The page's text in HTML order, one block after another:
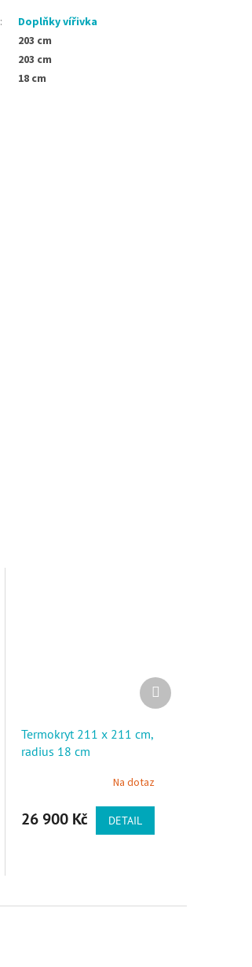
:
Doplňky vířivka
203 cm
203 cm
18 cm
Termokryt 211 x 211 cm,
radius 18 cm
Na dotaz
26 900 Kč DETAIL
Další produkt